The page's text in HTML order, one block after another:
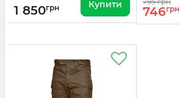
1 850грн Купити 746грн